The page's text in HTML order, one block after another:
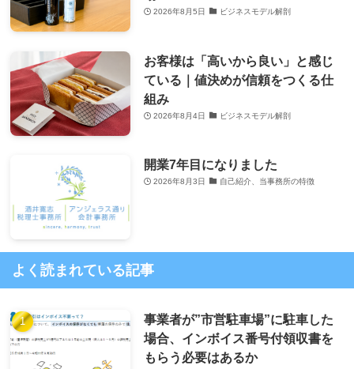
2026年8月5日 ビジネスモデル解剖
お客様は「高いから良い」と感じ
ている｜値決めが信頼をつくる仕
組み
2026年8月4日 ビジネスモデル解剖
開業7年目になりました
2026年8月3日 自己紹介、当事務所の特徴
よく読まれている記事
事業者が”市営駐車場”に駐車した
場合、インボイス番号付領収書を
もらう必要はあるか